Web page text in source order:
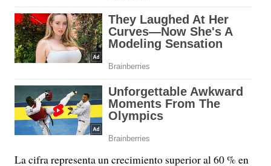
La cifra representa un crecimiento superior al 60 % en